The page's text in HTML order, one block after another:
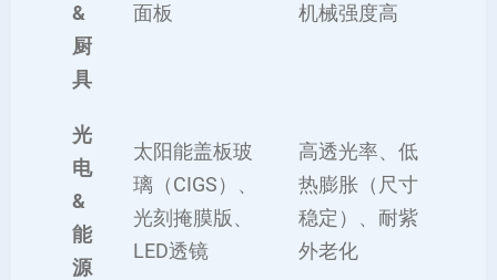
&
厨
具
面板
机械强度高
光
电
&
能
源
太阳能盖板玻
璃（CIGS）、
光刻掩膜版、
LED透镜
高透光率、低
热膨胀（尺寸
稳定）、耐紫
外老化